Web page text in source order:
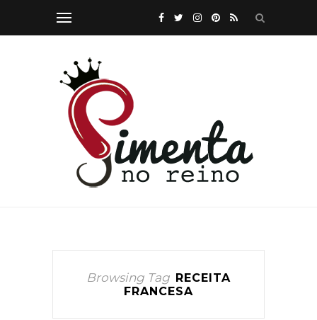
Browsing Tag RECEITA
FRANCESA